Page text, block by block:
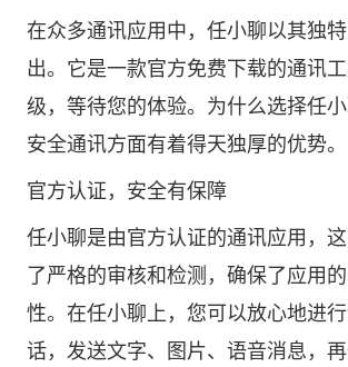
在众多通讯应用中，任小聊以其独
出。它是一款官方免费下载的通讯
级，等待您的体验。为什么选择任
安全通讯方面有着得天独厚的优势。
官方认证，安全有保障
任小聊是由官方认证的通讯应用，
了严格的审核和检测，确保了应用
性。在任小聊上，您可以放心地进
话，发送文字、图片、语音消息，